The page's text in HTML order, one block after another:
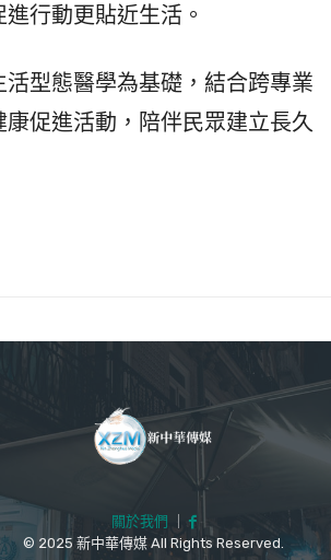
行動更貼近生活。
型態醫學為基礎，結合跨專業
促進活動，陪伴民眾建立長久
關於我們
© 2025 新中華傳媒 All Rights Reserved.